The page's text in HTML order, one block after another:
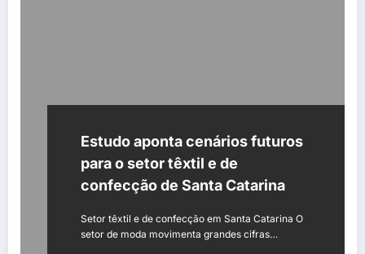
Estudo aponta cenários futuros
para o setor têxtil e de
confecção de Santa Catarina
Setor têxtil e de confecção em Santa Catarina O
setor de moda movimenta grandes cifras…